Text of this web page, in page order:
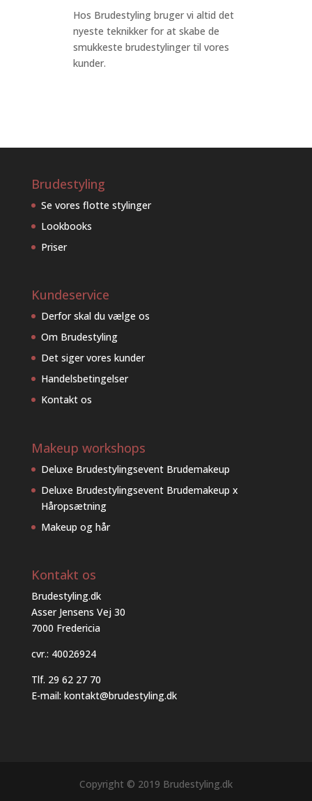
Hos Brudestyling bruger vi altid det
nyeste teknikker for at skabe de
smukkeste brudestylinger til vores
kunder.
Brudestyling
Se vores flotte stylinger
Lookbooks
Priser
Kundeservice
Derfor skal du vælge os
Om Brudestyling
Det siger vores kunder
Handelsbetingelser
Kontakt os
Makeup workshops
Deluxe Brudestylingsevent Brudemakeup
Deluxe Brudestylingsevent Brudemakeup x
Håropsætning
Makeup og hår
Kontakt os
Brudestyling.dk
Asser Jensens Vej 30
7000 Fredericia
cvr.: 40026924
Tlf. 29 62 27 70
E-mail: kontakt@brudestyling.dk
Copyright © 2019 Brudestyling.dk